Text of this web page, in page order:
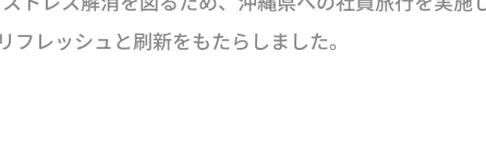
レッシュと刷新をもたらしました。